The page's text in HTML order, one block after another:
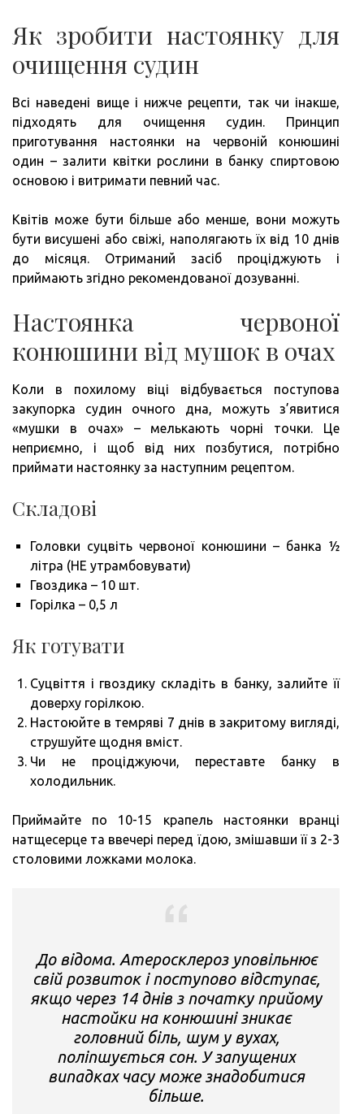
Як зробити настоянку для
очищення судин
Всі наведені вище і нижче рецепти, так чи інакше,
підходять для очищення судин. Принцип
приготування настоянки на червоній конюшині
один – залити квітки рослини в банку спиртовою
основою і витримати певний час.
Квітів може бути більше або менше, вони можуть
бути висушені або свіжі, наполягають їх від 10 днів
до місяця. Отриманий засіб проціджують і
приймають згідно рекомендованої дозуванні.
Настоянка червоної
конюшини від мушок в очах
Коли в похилому віці відбувається поступова
закупорка судин очного дна, можуть з’явитися
«мушки в очах» – мелькають чорні точки. Це
неприємно, і щоб від них позбутися, потрібно
приймати настоянку за наступним рецептом.
Складові
Головки суцвіть червоної конюшини – банка ½
літра (НЕ утрамбовувати)
Гвоздика – 10 шт.
Горілка – 0,5 л
Як готувати
Суцвіття і гвоздику складіть в банку, залийте її
доверху горілкою.
Настоюйте в темряві 7 днів в закритому вигляді,
струшуйте щодня вміст.
Чи не проціджуючи, переставте банку в
холодильник.
Приймайте по 10-15 крапель настоянки вранці
натщесерце та ввечері перед їдою, змішавши її з 2-3
столовими ложками молока.
До відома. Атеросклероз уповільнює
свій розвиток і поступово відступає,
якщо через 14 днів з початку прийому
настойки на конюшині зникає
головний біль, шум у вухах,
поліпшується сон. У запущених
випадках часу може знадобитися
більше.